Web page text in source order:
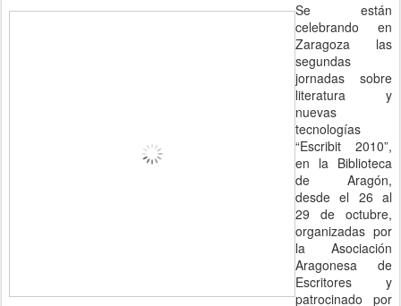
Se están
celebrando en
Zaragoza las
segundas
jornadas sobre
literatura y
nuevas
tecnologías
“Escribit 2010”,
en la Biblioteca
de Aragón,
desde el 26 al
29 de octubre,
organizadas por
la Asociación
Aragonesa de
Escritores y
patrocinado por